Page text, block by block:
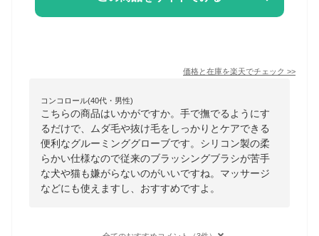
価格と在庫を楽天でチェック >>
コンコロール(40代・男性)
こちらの商品はいかがですか。手で撫でるようにす
るだけで、ムダ毛や抜け毛をしっかりとケアできる
便利なグルーミンググローブです。シリコン製の柔
らかい仕様なので従来のブラッシングブラシが苦手
な犬や猫も嫌がらないのがいいですね。マッサージ
などにも使えますし、おすすめですよ。